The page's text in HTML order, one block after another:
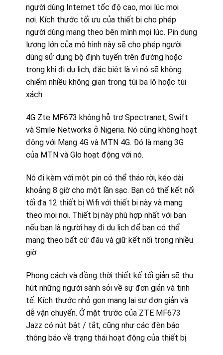
người dùng Internet tốc độ cao, mọi lúc mọi
nơi. Kích thước tối ưu của thiết bị cho phép
người dùng mang theo bên mình mọi lúc. Pin dung
lượng lớn của mô hình này sẽ cho phép người
dùng sử dụng bộ định tuyến trên đường hoặc
trong khi đi du lịch, đặc biệt là vì nó sẽ không
chiếm nhiều không gian trong túi ba lô hoặc túi
xách.
4G Zte MF673 không hỗ trợ Spectranet, Swift
và Smile Networks ở Nigeria. Nó cũng không hoạt
động với Mạng 4G và MTN 4G. Đó là mạng 3G
của MTN và Glo hoạt động với nó.
Nó đi kèm với một pin có thể tháo rời, kéo dài
khoảng 8 giờ cho một lần sạc. Bạn có thể kết nối
tối đa 12 thiết bị Wifi với thiết bị này và mang
theo mọi nơi. Thiết bị này phù hợp nhất với bạn
nếu bạn là người hay đi du lịch để bạn có thể
mang theo bất cứ đâu và giữ kết nối trong nhiều
giờ.
Phong cách và đồng thời thiết kế tối giản sẽ thu
hút những người sành sỏi về sự đơn giản và tinh
tế. Kích thước nhỏ gọn mang lại sự đơn giản và
dễ vận chuyển. Ở mặt trước của ZTE MF673
Jazz có nút bật / tắt, cũng như các đèn báo
thông báo về trạng thái hoạt động của thiết bị.